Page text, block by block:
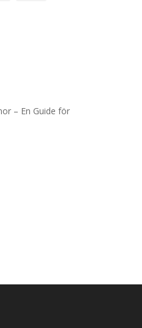
– En Guide för